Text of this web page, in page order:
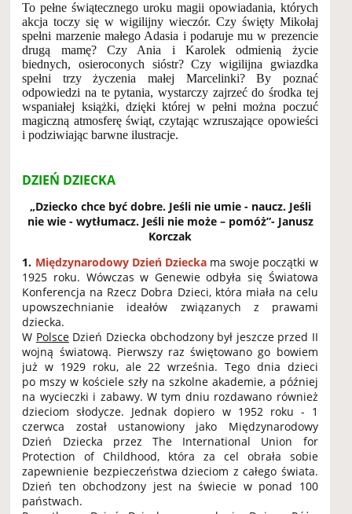
To pełne świątecznego uroku magii opowiadania, których
akcja toczy się w wigilijny wieczór. Czy święty Mikołaj
spełni marzenie małego Adasia i podaruje mu w prezencie
drugą mamę? Czy Ania i Karolek odmienią życie
biednych, osieroconych sióstr? Czy wigilijna gwiazdka
spełni trzy życzenia małej Marcelinki? By poznać
odpowiedzi na te pytania, wystarczy zajrzeć do środka tej
wspaniałej książki, dzięki której w pełni można poczuć
magiczną atmosferę świąt, czytając wzruszające opowieści
i podziwiając barwne ilustracje.
DZIEŃ DZIECKA
„Dziecko chce być dobre. Jeśli nie umie - naucz. Jeśli
nie wie - wytłumacz. Jeśli nie może – pomóż”- Janusz
Korczak
1. Międzynarodowy Dzień Dzieckama swoje początki w
1925 roku. Wówczas w Genewie odbyła się Światowa
Konferencja na Rzecz Dobra Dzieci, która miała na celu
upowszechnianie ideałów związanych z prawami
dziecka.
W PolsceDzień Dziecka obchodzony był jeszcze przed II
wojną światową. Pierwszy raz świętowano go bowiem
już w 1929 roku, ale 22 września. Tego dnia dzieci
po mszy w kościele szły na szkolne akademie, a później
na wycieczki i zabawy. W tym dniu rozdawano również
dzieciom słodycze. Jednak dopiero w 1952 roku - 1
czerwca został ustanowiony jako Międzynarodowy
Dzień Dziecka przez The International Union for
Protection of Childhood, która za cel obrała sobie
zapewnienie bezpieczeństwa dzieciom z całego świata.
Dzień ten obchodzony jest na świecie w ponad 100
państwach.